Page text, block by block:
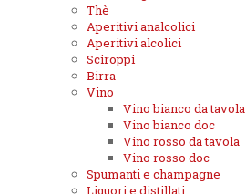
Thè
Aperitivi analcolici
Aperitivi alcolici
Sciroppi
Birra
Vino
Vino bianco da tavola
Vino bianco doc
Vino rosso da tavola
Vino rosso doc
Spumanti e champagne
Liquori e distillati